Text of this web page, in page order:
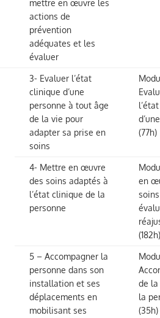
mettre en œuvre les
actions de
prévention
adéquates et les
évaluer
3- Evaluer l’état
clinique d’une
personne à tout âge
de la vie pour
adapter sa prise en
soins
(77h)
4- Mettre en œuvre
des soins adaptés à
l’état clinique de la
personne
en
(182h)
5 – Accompagner la
personne dans son
installation et ses
déplacements en
mobilisant ses
de
la
(35h)